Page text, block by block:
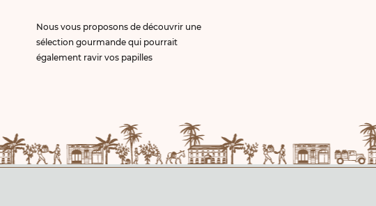
Nous vous proposons de découvrir une
sélection gourmande qui pourrait
également ravir vos papilles